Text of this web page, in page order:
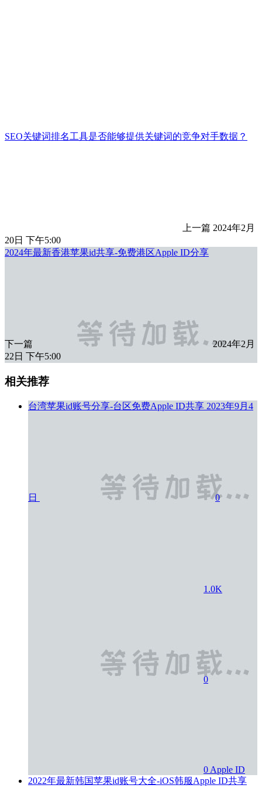
SEO关键词排名工具是否能够提供关键词的竞争对手数据？
上一篇 2024年2月
20日 下午5:00
2024年最新香港苹果id共享-免费港区Apple ID分享
下一篇
2024年2月
22日 下午5:00
相关推荐
​台湾苹果id账号分享-台区免费Apple ID共享 2023年9月4
日 0
1.0K
0
0 Apple ID
2022年最新韩国苹果id账号大全-iOS韩服Apple ID共享